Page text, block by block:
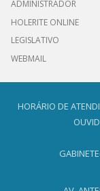
ADMINISTRADOR
HOLERITE ONLINE
LEGISLATIVO
WEBMAIL
HORÁRIO DE